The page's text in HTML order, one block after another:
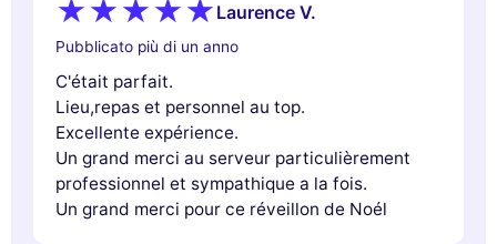
Laurence V.
Pubblicato più di un anno
C'était parfait.
Lieu,repas et personnel au top.
Excellente expérience.
Un grand merci au serveur particulièrement
professionnel et sympathique a la fois.
Un grand merci pour ce réveillon de Noél